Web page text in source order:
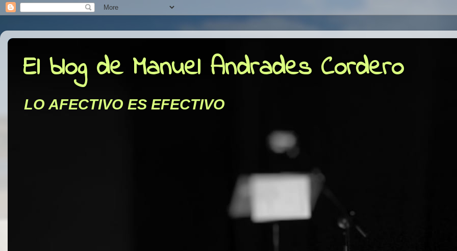
El blog de Manuel Andrades Cordero
LO AFECTIVO ES EFECTIVO